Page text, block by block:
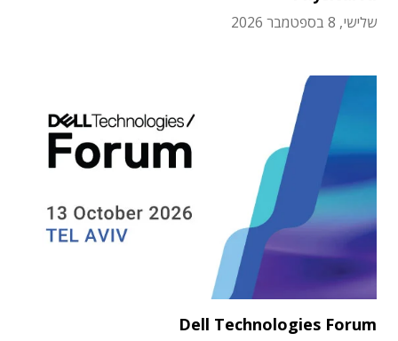
שלישי, 8 בספטמבר 2026
Dell Technologies Forum